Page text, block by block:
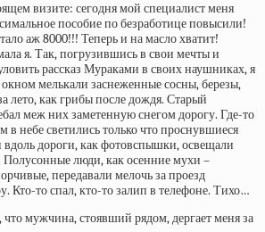
визите: сегодня мой специалист меня
пособие по безработице повысили!
аж 8000!!! Теперь и на масло хватит!
я. Так, погрузившись в свои мечты и
рассказ Мураками в своих наушниках, я
окном мелькали заснеженные сосны, березы,
лето, как грибы после дождя. Старый
меж них заметенную снегом дорогу. Где-то
в небе светились только что проснувшиеся
дороги, как фотовспышки, освещали
Полусонные люди, как осенние мухи –
передавали мелочь за проезд
Кто-то спал, кто-то залип в телефоне. Тихо…
что мужчина, стоявший рядом, дергает меня за